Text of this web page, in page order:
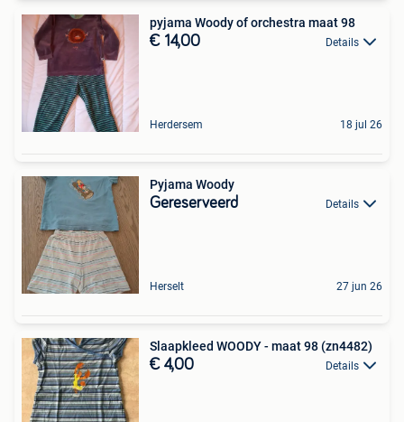
pyjama Woody of orchestra maat 98
€ 14,00 Details
Herdersem 18 jul 26
Pyjama Woody
Gereserveerd Details
Herselt 27 jun 26
Slaapkleed WOODY - maat 98 (zn4482)
€ 4,00 Details